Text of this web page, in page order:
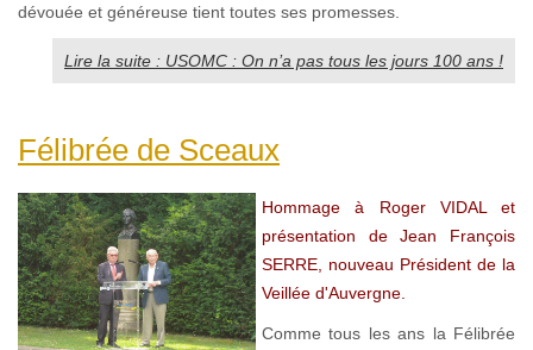
dévouée et généreuse tient toutes ses promesses.
Lire la suite : USOMC : On n’a pas tous les jours 100 ans !
Félibrée de Sceaux
Hommage à Roger VIDAL et
présentation de Jean François
SERRE, nouveau Président de la
Veillée d'Auvergne.
Comme tous les ans la Félibrée